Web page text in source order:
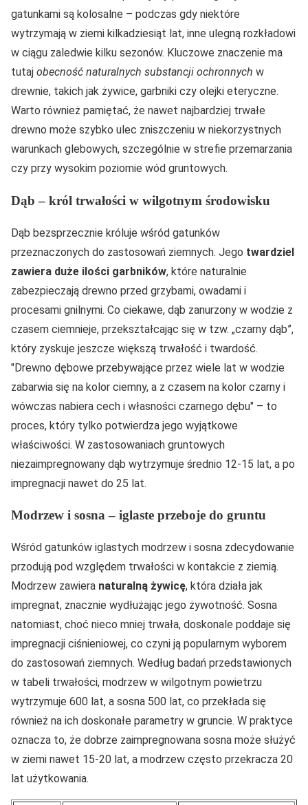
gatunkami są kolosalne – podczas gdy niektóre
wytrzymają w ziemi kilkadziesiąt lat, inne ulegną rozkładowi
w ciągu zaledwie kilku sezonów. Kluczowe znaczenie ma
tutaj obecność naturalnych substancji ochronnych w
drewnie, takich jak żywice, garbniki czy olejki eteryczne.
Warto również pamiętać, że nawet najbardziej trwałe
drewno może szybko ulec zniszczeniu w niekorzystnych
warunkach glebowych, szczególnie w strefie przemarzania
czy przy wysokim poziomie wód gruntowych.
Dąb – król trwałości w wilgotnym środowisku
Dąb bezsprzecznie króluje wśród gatunków
przeznaczonych do zastosowań ziemnych. Jego twardziel
zawiera duże ilości garbników, które naturalnie
zabezpieczają drewno przed grzybami, owadami i
procesami gnilnymi. Co ciekawe, dąb zanurzony w wodzie z
czasem ciemnieje, przekształcając się w tzw. „czarny dąb”,
który zyskuje jeszcze większą trwałość i twardość.
Drewno dębowe przebywające przez wiele lat w wodzie
zabarwia się na kolor ciemny, a z czasem na kolor czarny i
wówczas nabiera cech i własności czarnego dębu – to
proces, który tylko potwierdza jego wyjątkowe
właściwości. W zastosowaniach gruntowych
niezaimpregnowany dąb wytrzymuje średnio 12-15 lat, a po
impregnacji nawet do 25 lat.
Modrzew i sosna – iglaste przeboje do gruntu
Wśród gatunków iglastych modrzew i sosna zdecydowanie
przodują pod względem trwałości w kontakcie z ziemią.
Modrzew zawiera naturalną żywicę, która działa jak
impregnat, znacznie wydłużając jego żywotność. Sosna
natomiast, choć nieco mniej trwała, doskonale poddaje się
impregnacji ciśnieniowej, co czyni ją popularnym wyborem
do zastosowań ziemnych. Według badań przedstawionych
w tabeli trwałości, modrzew w wilgotnym powietrzu
wytrzymuje 600 lat, a sosna 500 lat, co przekłada się
również na ich doskonałe parametry w gruncie. W praktyce
oznacza to, że dobrze zaimpregnowana sosna może służyć
w ziemi nawet 15-20 lat, a modrzew często przekracza 20
lat użytkowania.